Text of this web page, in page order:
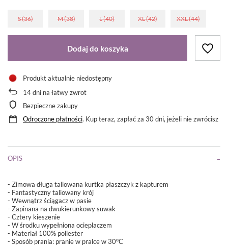
S (36) M (38) L (40) XL (42) XXL (44)
Dodaj do koszyka
Produkt aktualnie niedostępny
14dni na łatwy zwrot
Bezpieczne zakupy
Odroczone płatności. Kup teraz, zapłać za 30 dni, jeżeli nie zwrócisz
OPIS
- Zimowa długa taliowana kurtka płaszczyk z kapturem
- Fantastyczny taliowany krój
- Wewnątrz ściągacz w pasie
- Zapinana na dwukierunkowy suwak
- Cztery kieszenie
- W środku wypełniona ocieplaczem
- Materiał 100% poliester
- Sposób prania: pranie w pralce w 30°C